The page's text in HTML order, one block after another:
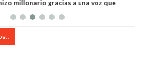
millonario gracias a una voz que